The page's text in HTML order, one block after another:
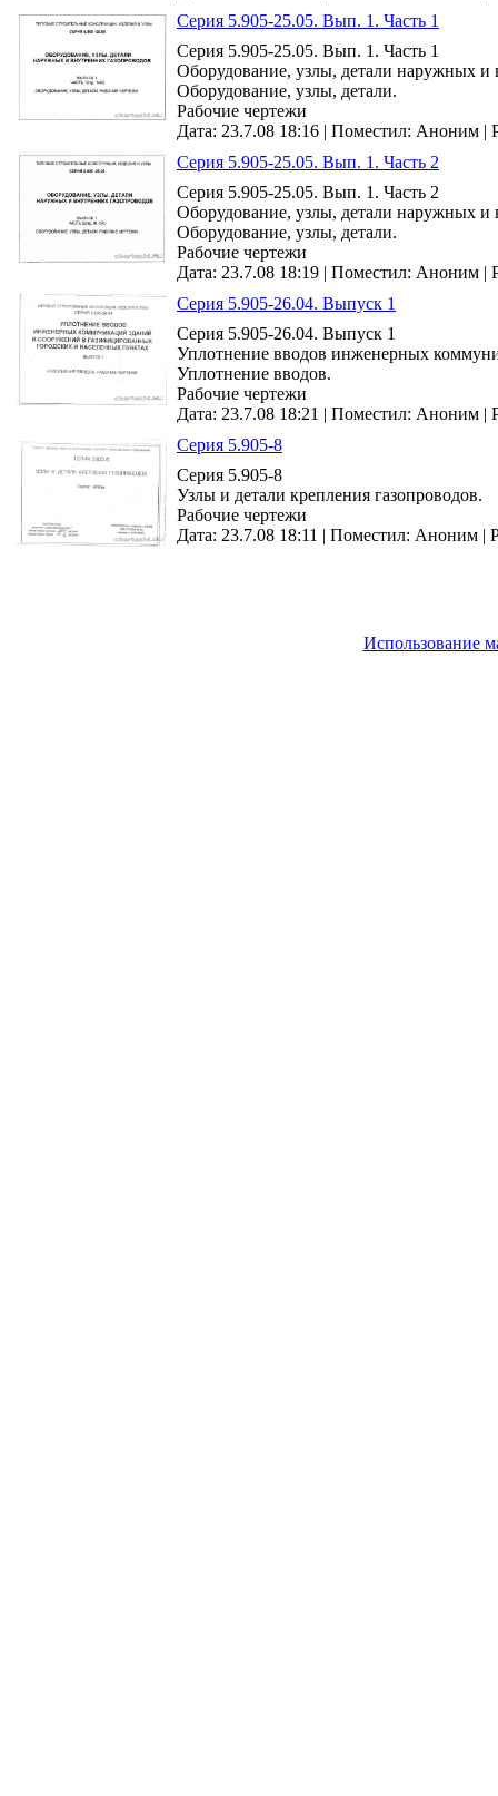
Серия 5.905-25.05. Вып. 1. Часть 1
Серия 5.905-25.05. Вып. 1. Часть 1
Оборудование, узлы, детали наружных и
Оборудование, узлы, детали.
Рабочие чертежи
Дата: 23.7.08 18:16 | Поместил: Аноним |
Серия 5.905-25.05. Вып. 1. Часть 2
Серия 5.905-25.05. Вып. 1. Часть 2
Оборудование, узлы, детали наружных и
Оборудование, узлы, детали.
Рабочие чертежи
Дата: 23.7.08 18:19 | Поместил: Аноним |
Серия 5.905-26.04. Выпуск 1
Серия 5.905-26.04. Выпуск 1
Уплотнение вводов инженерных
Уплотнение вводов.
Рабочие чертежи
Дата: 23.7.08 18:21 | Поместил: Аноним |
Серия 5.905-8
Серия 5.905-8
Узлы и детали крепления газопроводов.
Рабочие чертежи
Дата: 23.7.08 18:11 | Поместил: Аноним |
Использование